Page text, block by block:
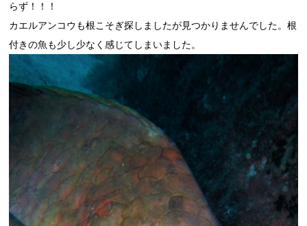
らず！！！
カエルアンコウも根こそぎ探しましたが見つかりませんでした。根
付きの魚も少し少なく感じてしまいました。